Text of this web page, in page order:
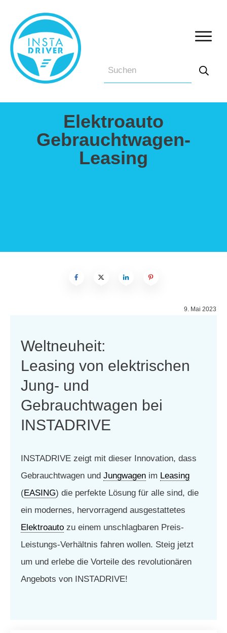
Elektroauto
Gebrauchtwagen-
Leasing
9. Mai 2023
Weltneuheit:
Leasing von elektrischen
Jung- und
Gebrauchtwagen bei
INSTADRIVE
INSTADRIVE zeigt mit dieser Innovation, dass
Gebrauchtwagen und Jungwagen im Leasing
(EASING) die perfekte Lösung für alle sind, die
ein modernes, hervorragend ausgestattetes
Elektroauto zu einem unschlagbaren Preis-
Leistungs-Verhältnis fahren wollen. Steig jetzt
um und erlebe die Vorteile des revolutionären
Angebots von INSTADRIVE!